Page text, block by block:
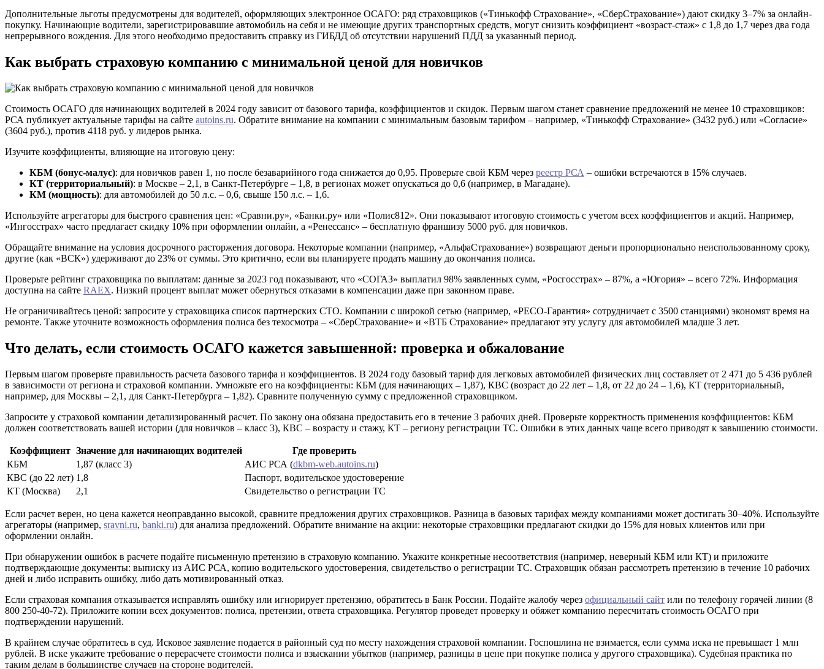
Дополнительные льготы предусмотрены для водителей, оформляющих электронное ОСАГО: ряд страховщиков («Тинькофф Страхование», «СберСтрахование») дают скидку 3–7% за онлайн-
покупку. Начинающие водители, зарегистрировавшие автомобиль на себя и не имеющие других транспортных средств, могут снизить коэффициент «возраст-стаж» с 1,8 до 1,7 через два года
непрерывного вождения. Для этого необходимо предоставить справку из ГИБДД об отсутствии нарушений ПДД за указанный период.
Как выбрать страховую компанию с минимальной ценой для новичков
Стоимость ОСАГО для начинающих водителей в 2024 году зависит от базового тарифа, коэффициентов и скидок. Первым шагом станет сравнение предложений не менее 10 страховщиков:
РСА публикует актуальные тарифы на сайте autoins.ru. Обратите внимание на компании с минимальным базовым тарифом – например, «Тинькофф Страхование» (3432 руб.) или «Согласие»
(3604 руб.), против 4118 руб. у лидеров рынка.
Изучите коэффициенты, влияющие на итоговую цену:
КБМ (бонус-малус): для новичков равен 1, но после безаварийного года снижается до 0,95. Проверьте свой КБМ через реестр РСА – ошибки встречаются в 15% случаев.
КТ (территориальный): в Москве – 2,1, в Санкт-Петербурге – 1,8, в регионах может опускаться до 0,6 (например, в Магадане).
КМ (мощность): для автомобилей до 50 л.с. – 0,6, свыше 150 л.с. – 1,6.
Используйте агрегаторы для быстрого сравнения цен: «Сравни.ру», «Банки.ру» или «Полис812». Они показывают итоговую стоимость с учетом всех коэффициентов и акций. Например,
«Ингосстрах» часто предлагает скидку 10% при оформлении онлайн, а «Ренессанс» – бесплатную франшизу 5000 руб. для новичков.
Обращайте внимание на условия досрочного расторжения договора. Некоторые компании (например, «АльфаСтрахование») возвращают деньги пропорционально неиспользованному сроку,
другие (как «ВСК») удерживают до 23% от суммы. Это критично, если вы планируете продать машину до окончания полиса.
Проверьте рейтинг страховщика по выплатам: данные за 2023 год показывают, что «СОГАЗ» выплатил 98% заявленных сумм, «Росгосстрах» – 87%, а «Югория» – всего 72%. Информация
доступна на сайте RAEX. Низкий процент выплат может обернуться отказами в компенсации даже при законном праве.
Не ограничивайтесь ценой: запросите у страховщика список партнерских СТО. Компании с широкой сетью (например, «РЕСО-Гарантия» сотрудничает с 3500 станциями) экономят время на
ремонте. Также уточните возможность оформления полиса без техосмотра – «СберСтрахование» и «ВТБ Страхование» предлагают эту услугу для автомобилей младше 3 лет.
Что делать, если стоимость ОСАГО кажется завышенной: проверка и обжалование
Первым шагом проверьте правильность расчета базового тарифа и коэффициентов. В 2024 году базовый тариф для легковых автомобилей физических лиц составляет от 2 471 до 5 436 рублей
в зависимости от региона и страховой компании. Умножьте его на коэффициенты: КБМ (для начинающих – 1,87), КВС (возраст до 22 лет – 1,8, от 22 до 24 – 1,6), КТ (территориальный,
например, для Москвы – 2,1, для Санкт-Петербурга – 1,82). Сравните полученную сумму с предложенной страховщиком.
Запросите у страховой компании детализированный расчет. По закону она обязана предоставить его в течение 3 рабочих дней. Проверьте корректность применения коэффициентов: КБМ
должен соответствовать вашей истории (для новичков – класс 3), КВС – возрасту и стажу, КТ – региону регистрации ТС. Ошибки в этих данных чаще всего приводят к завышению стоимости.
Коэффициент Значение для начинающих водителей
Где проверить
КБМ
1,87 (класс 3) АИС РСА (dkbm-web.autoins.ru)
КВС (до 22 лет) 1,8
Паспорт, водительское удостоверение
КТ (Москва)
2,1 Свидетельство о регистрации ТС
Если расчет верен, но цена кажется неоправданно высокой, сравните предложения других страховщиков. Разница в базовых тарифах между компаниями может достигать 30–40%. Используйте
агрегаторы (например, sravni.ru, banki.ru) для анализа предложений. Обратите внимание на акции: некоторые страховщики предлагают скидки до 15% для новых клиентов или при
оформлении онлайн.
При обнаружении ошибок в расчете подайте письменную претензию в страховую компанию. Укажите конкретные несоответствия (например, неверный КБМ или КТ) и приложите
подтверждающие документы: выписку из АИС РСА, копию водительского удостоверения, свидетельство о регистрации ТС. Страховщик обязан рассмотреть претензию в течение 10 рабочих
дней и либо исправить ошибку, либо дать мотивированный отказ.
Если страховая компания отказывается исправлять ошибку или игнорирует претензию, обратитесь в Банк России. Подайте жалобу через официальный сайт или по телефону горячей линии (8
800 250-40-72). Приложите копии всех документов: полиса, претензии, ответа страховщика. Регулятор проведет проверку и обяжет компанию пересчитать стоимость ОСАГО при
подтверждении нарушений.
В крайнем случае обратитесь в суд. Исковое заявление подается в районный суд по месту нахождения страховой компании. Госпошлина не взимается, если сумма иска не превышает 1 млн
рублей. В иске укажите требование о перерасчете стоимости полиса и взыскании убытков (например, разницы в цене при покупке полиса у другого страховщика). Судебная практика по
таким делам в большинстве случаев на стороне водителей.